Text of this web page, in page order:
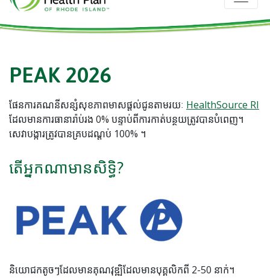
PEAK 2026
ផែនការគណនីសន្សំសុខភាពមាសផ្តល់ជូនតាមរយៈ HealthSource RI
ដែលមានការធានារ៉ាប់រង 0% បន្ទាប់ពីការកាត់បន្ថយត្រូវបានបំពេញ។
សេវាបង្ការត្រូវបានគ្របដណ្តប់ 100% ។
តើអ្នកណាមានសិទ្ធិ?
និយោជកតូចៗដែលមានគុណវុឌ្ឍិដែលមានបុគ្គលិកពី 2-50 នាក់។